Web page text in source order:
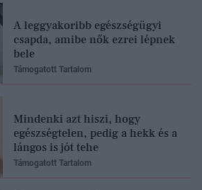
A leggyakoribb egészségügyi
csapda, amibe nők ezrei lépnek
bele
Támogatott Tartalom
Mindenki azt hiszi, hogy
egészségtelen, pedig a hekk és a
lángos is jót tehe
Támogatott Tartalom